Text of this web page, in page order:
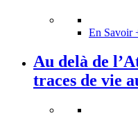
En Savoir
Au delà de
traces de vie